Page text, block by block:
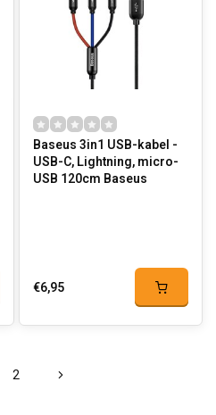
Baseus 3in1 USB-kabel -
USB-C, Lightning, micro-
USB 120cm Baseus
€6,95
2